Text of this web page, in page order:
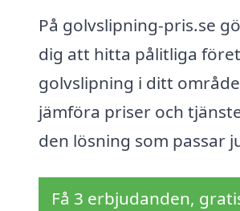
På golvslipning-pris.se
dig att hitta pålitliga
golvslipning i ditt
jämföra priser och
den lösning som passar
Få 3 erbjudanden,